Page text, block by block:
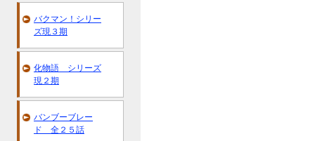
バクマン！シリー
ズ現３期
化物語 シリーズ
現２期
バンブーブレー
ド 全２５話